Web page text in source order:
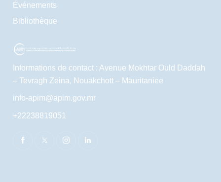
Événements
Bibliothèque
Informations de contact : Avenue Mokhtar Ould Daddah
– Tevragh Zeina, Nouakchott – Mauritaniee
info-apim@apim.gov.mr
+22238819051